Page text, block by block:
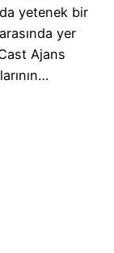
yetenek bir
yer
Ajans